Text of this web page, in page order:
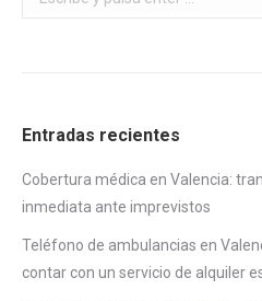
Entradas recientes
Cobertura médica en Valencia:
inmediata ante imprevistos
Teléfono de ambulancias en
contar con un servicio de alquiler